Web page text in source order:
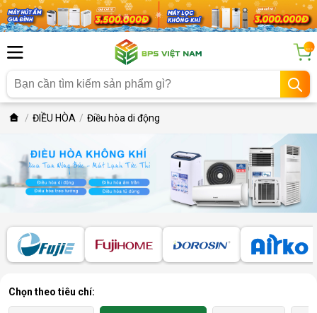
...
ĐIỀU HÒA Điều hòa di động
Chọn theo tiêu chí: